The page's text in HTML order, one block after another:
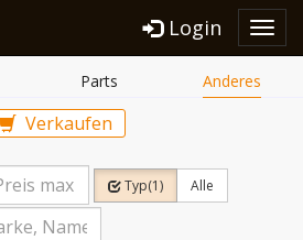
Login
Parts Anderes
Verkaufen
Typ(1) Alle